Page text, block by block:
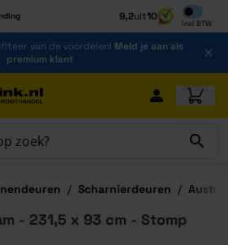
9,2uit10
Incl BTW
Inclusief
van de voordelen! Meld je aan als
premium klant
/ Scharnierdeuren /
- 231,5 x 93 cm - Stomp